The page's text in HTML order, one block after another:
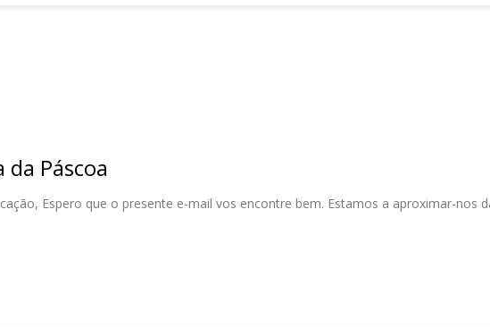
Páscoa
Espero que o presente e-mail vos encontre bem. Estamos a aproximar-nos